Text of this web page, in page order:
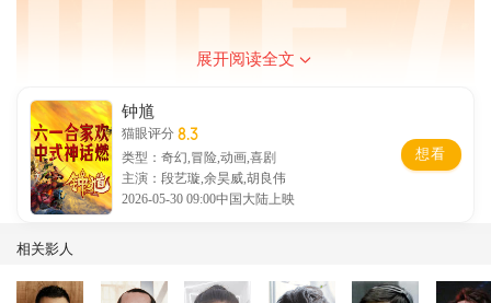
展开阅读全文
钟馗
猫眼评分 8.3
类型：奇幻,冒险,动画,喜剧
主演：段艺璇,余昊威,胡良伟
2026-05-30 09:00中国大陆上映
想看
相关影人